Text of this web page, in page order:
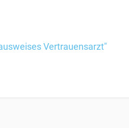
Vertrauensarzt"